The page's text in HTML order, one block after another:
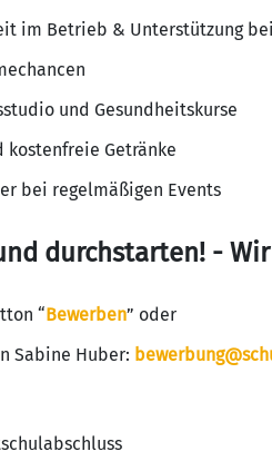
im Betrieb & Unterstützung
und Gesundheitskurse
kostenfreie Getränke
bei regelmäßigen Events
durchstarten! -
“Bewerben” oder
Sabine Huber: